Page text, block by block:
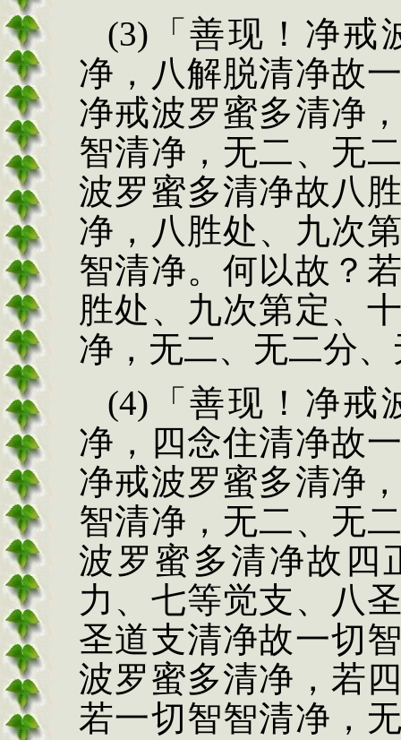
(3) 「善现！净
净，八解脱清净故
净戒波罗蜜多清净
智清净，无二、无
波罗蜜多清净故八
净，八胜处、九次
智清净。何以故？
胜处、九次第定、
净，无二、无二分
(4) 「善现！净戒
净，四念住清净故
净戒波罗蜜多清净
智清净，无二、无
波罗蜜多清净故四
力、七等觉支、八
圣道支清净故一切
波罗蜜多清净，若
若一切智智清净，